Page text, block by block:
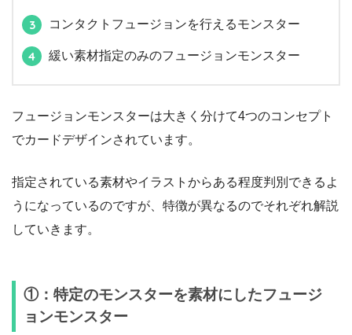
コンタクトフュージョンを行えるモンスター
緩い素材指定のみのフュージョンモンスター
フュージョンモンスターは大きく分けて4つのコンセプト
でカードデザインされています。
指定されている素材やイラストからある程度判別できるよ
うになっているのですが、特徴が異なるのでそれぞれ解説
していきます。
①：特定のモンスターを素材にしたフュージ
ョンモンスター